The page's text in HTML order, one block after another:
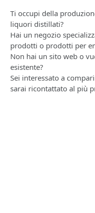
Ti occupi della
liquori distillati?
Hai un negozio
prodotti o prodotti per
Non hai un sito web o
esistente?
Sei interessato a
sarai ricontattato al più